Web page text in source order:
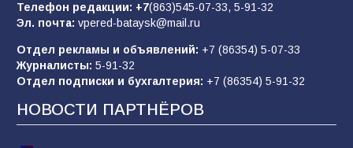
80 02.08.2026
Батайчане привезли 20 наград с областных
соревнований
75 06.08.2026
Телефон редакции: +7(863)545-07-33, 5-91-32
Эл. почта: vpered-bataysk@mail.ru
Отдел рекламы и объявлений: +7 (86354) 5-07-33
Журналисты: 5-91-32
Отдел подписки и бухгалтерия: +7 (86354) 5-91-32
НОВОСТИ ПАРТНЁРОВ